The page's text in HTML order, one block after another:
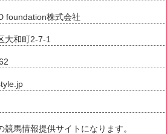
foundation株式会社
大和町2-7-1
競馬情報提供サイトになります。